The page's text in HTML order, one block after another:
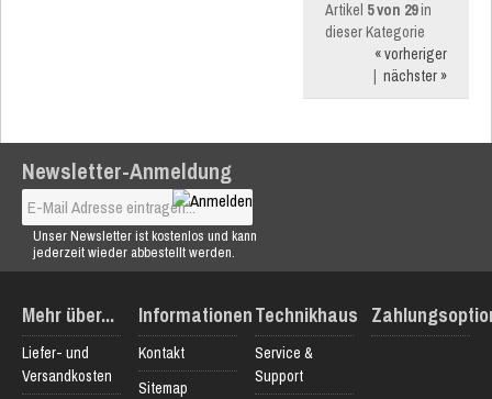
Artikel 5 von 29in
dieser Kategorie
« vorheriger
| nächster »
Newsletter-Anmeldung
Unser Newsletter ist kostenlos und kann
jederzeit wieder abbestellt werden.
Mehr über...
Liefer- und
Versandkosten
Informationen
Kontakt
Sitemap
Technikhaus
Service &
Support